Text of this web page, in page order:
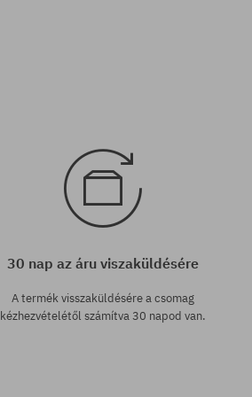
30 nap az áru viszaküldésére
A termék visszaküldésére a csomag
kézhezvételétől számítva 30 napod van.